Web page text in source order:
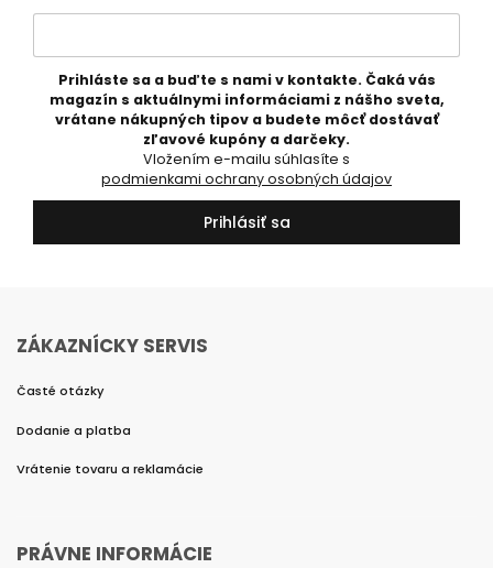
Prihláste sa a buďte s nami v kontakte. Čaká vás
magazín s aktuálnymi informáciami z nášho sveta,
vrátane nákupných tipov a budete môcť dostávať
zľavové kupóny a darčeky.
podmienkami ochrany osobných údajov
Prihlásiť sa
ZÁKAZNÍCKY SERVIS
Časté otázky
Dodanie a platba
Vrátenie tovaru a reklamácie
PRÁVNE INFORMÁCIE